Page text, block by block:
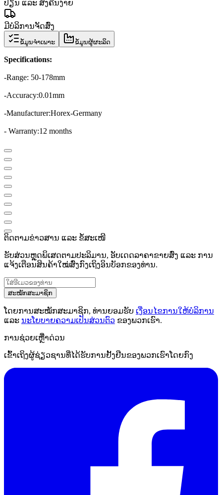
ປ່ຽນ ແລະ ສົ່ງຄືນງ່າຍ
ມີບໍລິການຈັດສົ່ງ
ຂໍ້ມູນຈຳເພາະ ຂໍ້ມູນຜູ້ຜະລິດ
Specifications:
-Range: 50-178mm
-Accuracy:0.01mm
-Manufacturer:Horex-Germany
- Warranty:12 months
ຕິດຕາມຂ່າວສານ ແລະ ຂໍ້ສະເໜີ
ຮັບສ່ວນຫຼຸດພິເສດຕາມປະລິມານ, ອັບເດດລາຄາຂາຍສົ່ງ ແລະ ການ
ແຈ້ງເຕືອນສິນຄ້າໃໝ່ສົ່ງກົງເຖິງອິນບັອກຂອງທ່ານ.
ສະໝັກສະມາຊິກ
ໂດຍການສະໝັກສະມາຊິກ, ທ່ານຍອມຮັບ ເງື່ອນໄຂການໃຫ້ບໍລິການ
ແລະ ນະໂຍບາຍຄວາມເປັນສ່ວນຕົວ ຂອງພວກເຮົາ.
ການຊ່ວຍເຫຼືໍາດ່ວນ
ເຂົ້າເຖິງຜູ້ຊ່ຽວຊານທີ່ໄດ້ຮັບການຢັ້ງຢືນຂອງພວກເຮົາໂດຍກົງ